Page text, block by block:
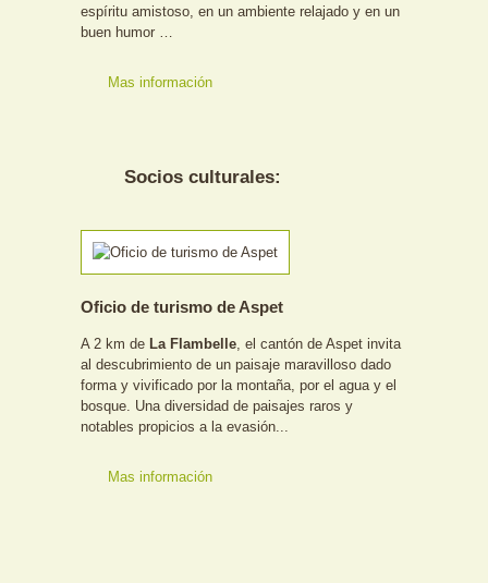
espíritu amistoso, en un ambiente relajado y en un
buen humor …
Mas información
Socios culturales:
Oficio de turismo de Aspet
A 2 km de La Flambelle , el cantón de Aspet invita
al descubrimiento de un paisaje maravilloso dado
forma y vivificado por la montaña, por el agua y el
bosque. Una diversidad de paisajes raros y
notables propicios a la evasión...
Mas información